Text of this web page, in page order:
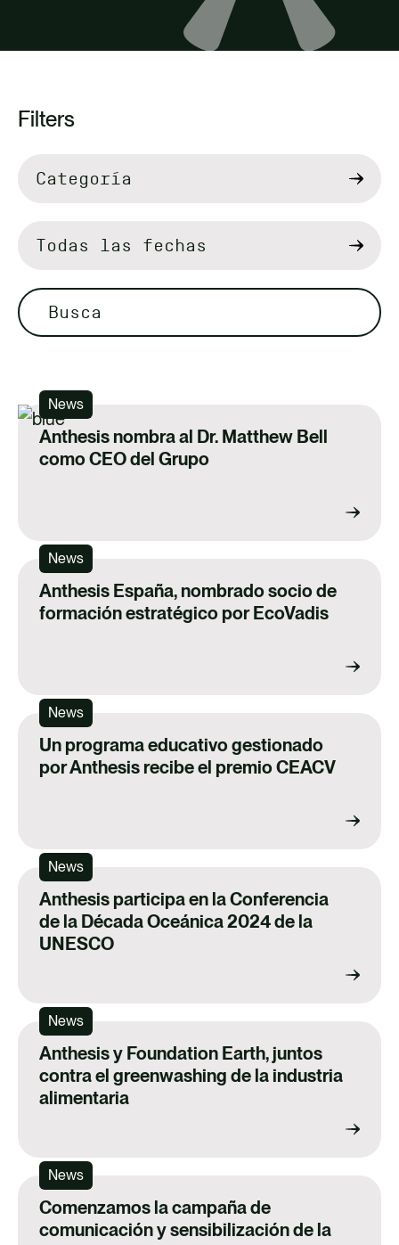
CONTACTO
Filters
Filter
News
Anthesis nombra al Dr. Matthew Bell
como CEO del Grupo
News
Anthesis España, nombrado socio de
formación estratégico por EcoVadis
News
Un programa educativo gestionado
por Anthesis recibe el premio CEACV
News
Anthesis participa en la Conferencia
de la Década Oceánica 2024 de la
UNESCO
News
Anthesis y Foundation Earth, juntos
contra el greenwashing de la industria
alimentaria
News
Comenzamos la campaña de
comunicación y sensibilización de la